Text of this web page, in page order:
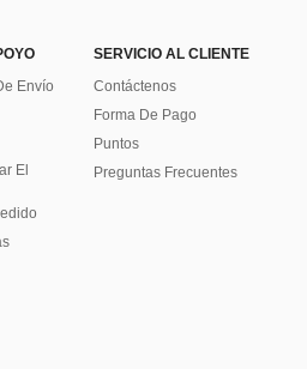
Envío
El
SERVICIO AL CLIENTE
Contáctenos
Forma De Pago
Puntos
Preguntas Frecuentes